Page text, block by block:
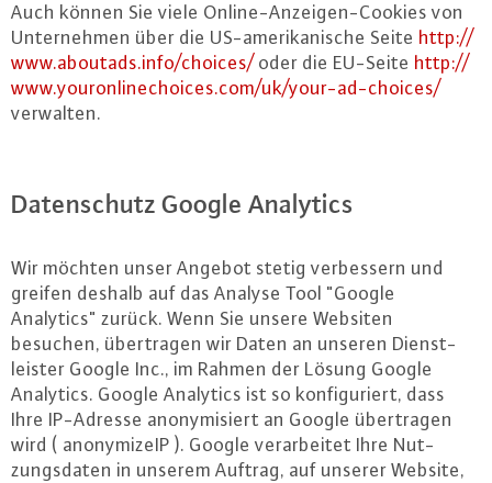
Auch können Sie viele On­line-An­zei­gen-Coo­kies von
Un­ter­neh­men über die US-ame­ri­ka­ni­sche Seite http://​
www.​aboutads.​info/​choices/ oder die EU-Seite http://​
www.​youronlinechoices.​com/​uk/​your-​ad-​choices/
verwalten.
Da­ten­schutz Google Analytics
Wir möchten unser Angebot stetig ver­bes­sern und
greifen deshalb auf das Analyse Tool "Google
Analytics" zurück. Wenn Sie unsere Websiten
besuchen, über­tra­gen wir Daten an unseren Dienst­
leis­ter Google Inc., im Rahmen der Lösung Google
Analytics. Google Analytics ist so kon­fi­gu­riert, dass
Ihre IP-Adres­se an­ony­mi­siert an Google über­tra­gen
wird ( an­ony­mi­zeIP ). Google ver­ar­bei­tet Ihre Nut­
zungs­da­ten in unserem Auftrag, auf unserer Website,